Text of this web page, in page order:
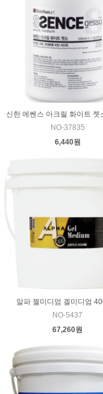
신한 에쎈스 아크릴 화이트 젯
NO-37835
6,440원
알파 젤미디엄 겔미디엄
NO-5437
67,260원